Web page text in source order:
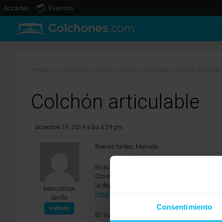
Consentimiento
Colchón articulable
diciembre 19, 2019 a las 4:29 pm
Maxcolchon
Sevilla
Invitado
Buenas tardes, Manuela.
En este caso, si lo que busca es un descanso
Con ellos conseguirá una elasticidad
Le dejamos el enlace a nuestros modelos de
https://www.maxcolchon.com/colchones-de-
En nuestra tienda Maxcolchon de Tomares
Acceder Eventos